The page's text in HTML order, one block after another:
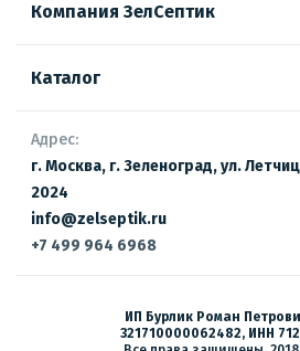
Компания ЗелСептик
Каталог
Адрес:
г. Москва, г. Зеленоград, ул.
2024
info@zelseptik.ru
+7 499 964 6968
ИП Бурлик Роман
321710000062482, ИНН